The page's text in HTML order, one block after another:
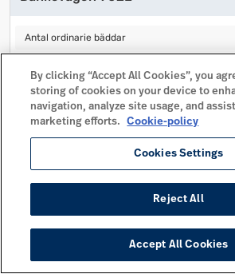
Antal ordinarie bäddar
Antal ordinarie bäddar
Antal extra bäddar
Antal sovrum 3
Antal sovrum
Husdjur tillåtet
Husdjur tillåtet
Avstånd centrum 430 m
Avstånd centrum
Läs mer och boka
Dählievägen 903E
By clicking “Accept All Cookies”, you
storing of cookies on your device to
navigation, analyze site usage, and
marketing efforts.
Cookie-policy
Cookies Settings
Reject All
Accept All Cookies